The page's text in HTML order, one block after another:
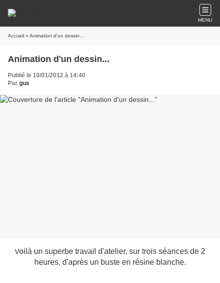
MENU
Accueil » Animation d'un dessin...
Animation d'un dessin...
Publié le 10/01/2012 à 14:40
Par gus
Voilà un superbe travail d'atelier, sur trois séances de 2
heures, d'après un buste en résine blanche.